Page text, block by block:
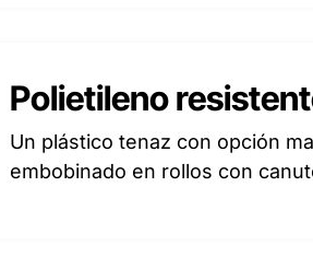
Polietileno
Un plástico tenaz con opción
embobinado en rollos con